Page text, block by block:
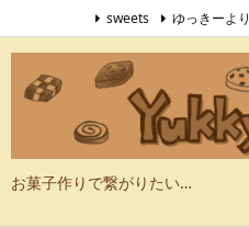
お菓子作りで繋がりたい…
sweets ゆっきーより